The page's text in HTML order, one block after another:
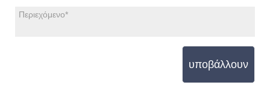
υποβάλλουν